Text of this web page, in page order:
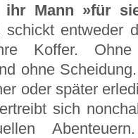
Mann »für
schickt entweder
Koffer. Ohne
ohne
oder später
sich